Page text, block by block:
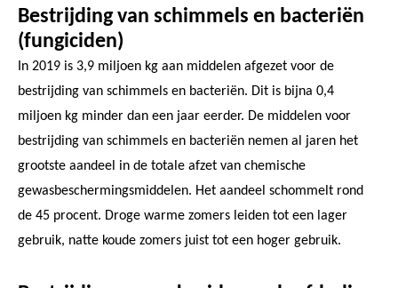
Bestrijding van schimmels en bacteriën
(fungiciden)
In 2019 is 3,9 miljoen kg aan middelen afgezet voor de
bestrijding van schimmels en bacteriën. Dit is bijna 0,4
miljoen kg minder dan een jaar eerder. De middelen voor
bestrijding van schimmels en bacteriën nemen al jaren het
grootste aandeel in de totale afzet van chemische
gewasbeschermingsmiddelen. Het aandeel schommelt rond
de 45 procent. Droge warme zomers leiden tot een lager
gebruik, natte koude zomers juist tot een hoger gebruik.